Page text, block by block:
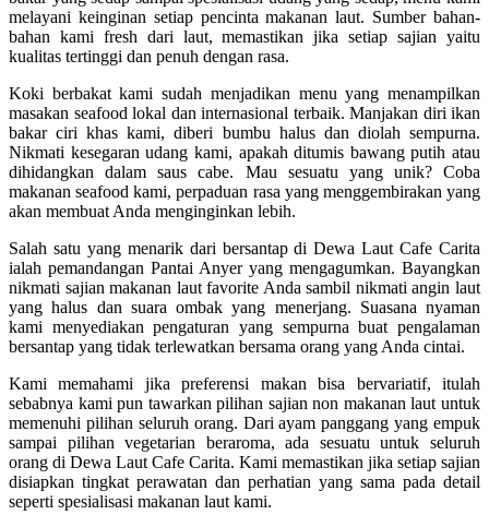
melayani keinginan setiap pencinta makanan laut. Sumber bahan-
bahan kami fresh dari laut, memastikan jika setiap sajian yaitu
kualitas tertinggi dan penuh dengan rasa.
Koki berbakat kami sudah menjadikan menu yang menampilkan
masakan seafood lokal dan internasional terbaik. Manjakan diri ikan
bakar ciri khas kami, diberi bumbu halus dan diolah sempurna.
Nikmati kesegaran udang kami, apakah ditumis bawang putih atau
dihidangkan dalam saus cabe. Mau sesuatu yang unik? Coba
makanan seafood kami, perpaduan rasa yang menggembirakan yang
akan membuat Anda menginginkan lebih.
Salah satu yang menarik dari bersantap di Dewa Laut Cafe Carita
ialah pemandangan Pantai Anyer yang mengagumkan. Bayangkan
nikmati sajian makanan laut favorite Anda sambil nikmati angin laut
yang halus dan suara ombak yang menerjang. Suasana nyaman
kami menyediakan pengaturan yang sempurna buat pengalaman
bersantap yang tidak terlewatkan bersama orang yang Anda cintai.
Kami memahami jika preferensi makan bisa bervariatif, itulah
sebabnya kami pun tawarkan pilihan sajian non makanan laut untuk
memenuhi pilihan seluruh orang. Dari ayam panggang yang empuk
sampai pilihan vegetarian beraroma, ada sesuatu untuk seluruh
orang di Dewa Laut Cafe Carita. Kami memastikan jika setiap sajian
disiapkan tingkat perawatan dan perhatian yang sama pada detail
seperti spesialisasi makanan laut kami.